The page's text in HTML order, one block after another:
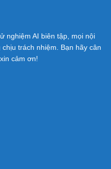
nghiệm AI biên tập, mọi nội
trách nhiệm. Bạn hãy cân
cảm ơn!